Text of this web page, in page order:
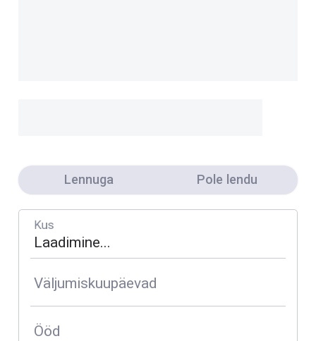
Lennuga Pole lendu
Kus
Väljumiskuupäevad
Ööd